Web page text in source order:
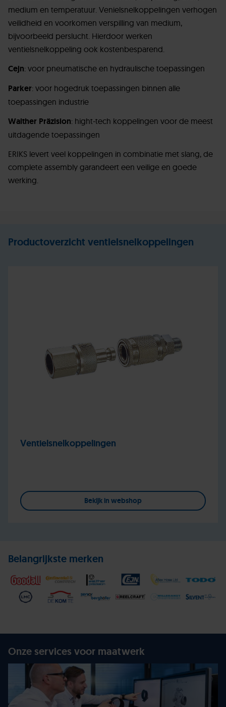
medium en temperatuur. Venielsnelkoppelingen verhogen
veilidheid en voorkomen verspilling van medium,
bijvoorbeeld perslucht. Hierdoor werken
ventielsnelkoppeling ook kostenbesparend.
Cejn: voor pneumatische en hydraulische toepassingen
Parker: voor hogedruk toepassingen binnen alle
toepassingen industrie
Walther Präzision: hight-tech koppelingen voor de meest
uitdagende toepassingen
ERIKS levert veel koppelingen in combinatie met slang, de
complete assembly garandeert een veilige en goede
werking.
Productoverzicht ventielsnelkoppelingen
Ventielsnelkoppelingen
Bekijk in webshop
Belangrijkste merken
Onze services voor maatwerk